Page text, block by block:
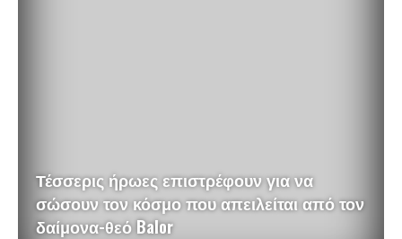
Τέσσερις ήρωες επιστρέφουν για να
σώσουν τον κόσμο που απειλείται από τον
δαίμονα-θεό Balor